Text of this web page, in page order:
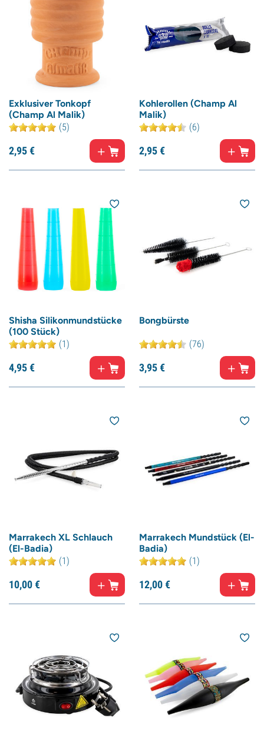
Exklusiver Tonkopf
(Champ Al Malik)
(5)
2,95€
Kohlerollen (Champ Al
Malik)
(6)
2,95€
Shisha Silikonmundstücke
(100 Stück)
(1)
4,95€
Bongbürste
(76)
3,95€
Marrakech XL Schlauch
(El-Badia)
(1)
10,00€
Marrakech Mundstück (El-
Badia)
(1)
12,00€